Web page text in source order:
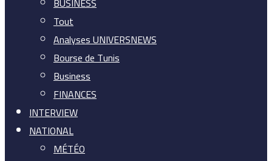
Tout
Analyses UNIVERSNEWS
Bourse de Tunis
Business
FINANCES
INTERVIEW
NATIONAL
MÉTÉO